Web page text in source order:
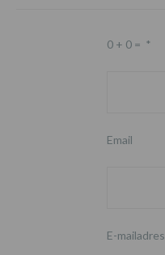
0 + 0 = *
Email
E-mailadres